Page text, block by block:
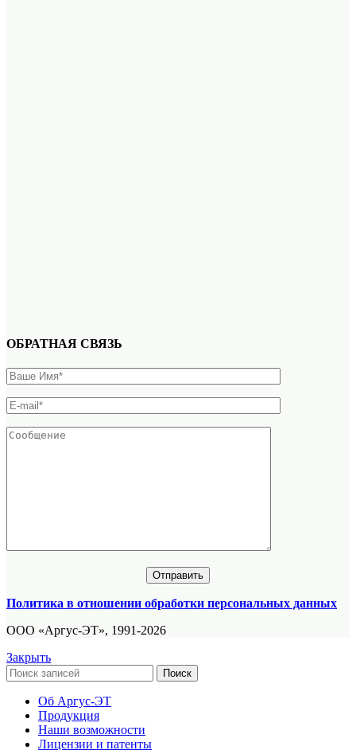
ОБРАТНАЯ СВЯЗЬ
Политика в отношении обработки персональных данных
ООО «Аргус-ЭТ», 1991-2026
Закрыть
Поиск
Об Аргус-ЭТ
Продукция
Наши возможности
Лицензии и патенты